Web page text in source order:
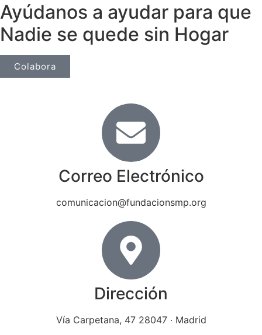
Ayúdanos a ayudar para que
Nadie se quede sin Hogar
Colabora
Correo Electrónico
comunicacion@fundacionsmp.org
Dirección
Vía Carpetana, 47 28047 · Madrid